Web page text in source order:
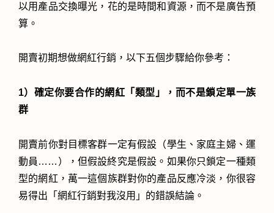
以用產品交換曝光，花的是時間和資源，而不是廣告預
算。
開賣初期想做網紅行銷，以下五個步驟給你參考：
1）確定你要合作的網紅「類型」，而不是鎖定單一族
群
開賣前你對目標客群一定有假設（學生、家庭主婦、運
動員……），但假設終究是假設。如果你只鎖定一種類
型的網紅，萬一這個族群對你的產品反應冷淡，你很容
易得出「網紅行銷對我沒用」的錯誤結論。